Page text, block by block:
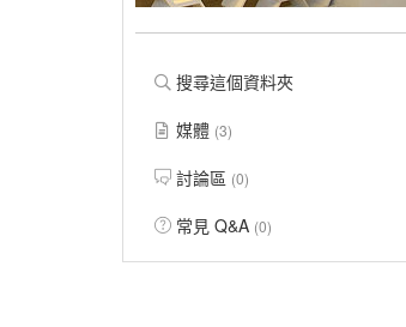
搜尋這個資料夾
媒體 (3)
討論區 (0)
常見 Q&A (0)